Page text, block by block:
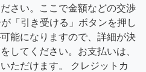
さい。ここで金額などの交渉
「引き受ける」ボタンを押し
能になりますので、詳細が決
してください。お支払いは、
ただけます。 クレジットカ